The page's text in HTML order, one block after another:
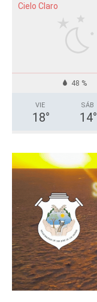
Cielo Claro
48 %
VIE
18°
SÁB
14°